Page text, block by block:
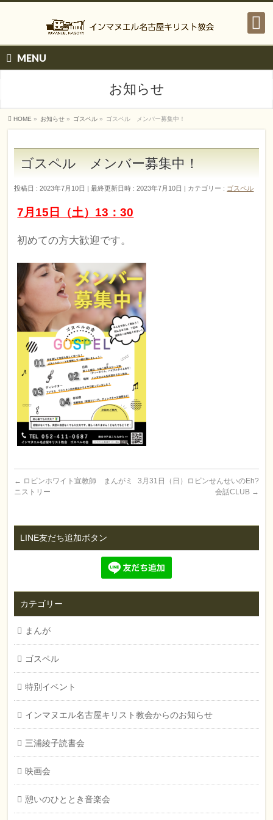
MENU
お知らせ
HOME » お知らせ » ゴスペル » ゴスペル メンバー募集中！
ゴスペル メンバー募集中！
投稿日 : 2023年7月10日 最終更新日時 : 2023年7月10日 カテゴリー : ゴスペル
7月15日（土）13：30
初めての方大歓迎です。
← ロビンホワイト宣教師 まんがミ
ニストリー
3月31日（日）ロビンせんせいのEh?
会話CLUB →
LINE友だち追加ボタン
カテゴリー
まんが
ゴスペル
特別イベント
インマヌエル名古屋キリスト教会からのお知らせ
三浦綾子読書会
映画会
憩いのひととき音楽会